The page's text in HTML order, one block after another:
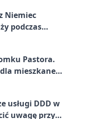
Niemiec
podczas
Pastora.
mieszkanek
usługi DDD w
uwagę przy